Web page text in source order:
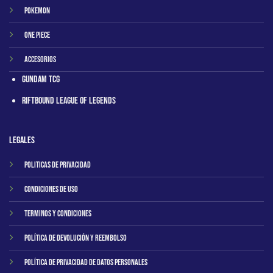
Pokemon
One Piece
Accesorios
Gundam TCG
RIftbound League of Legends
Legales
Politicas de privacidad
Condiciones de uso
Terminos y condiciones
Política de Devolución y Reembolso
Política de Privacidad de Datos Personales